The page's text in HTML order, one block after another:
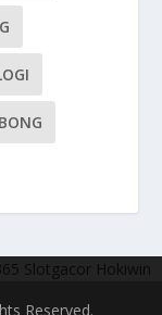
Slotgacor Hokiwin
Reserved.